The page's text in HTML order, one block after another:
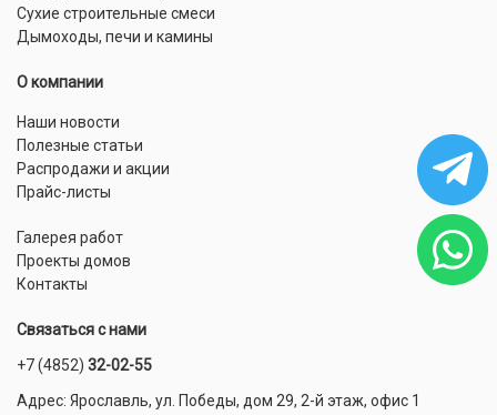
Сухие строительные смеси
Дымоходы, печи и камины
О компании
Наши новости
Полезные статьи
Распродажи и акции
Прайс-листы
Галерея работ
Проекты домов
Контакты
Связаться с нами
+7 (4852) 32-02-55
Адрес: Ярославль, ул. Победы, дом 29, 2-й этаж, офис 1